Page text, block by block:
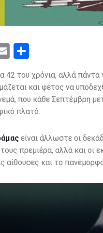
E
ail ar
e
42 του χρόνια, αλλά
και φέτος να
που κάθε Σεπτέμβρη
πλατό.
είναι άλλωστε οι
πρεμιέρα, αλλά και οι
αίθουσες και το